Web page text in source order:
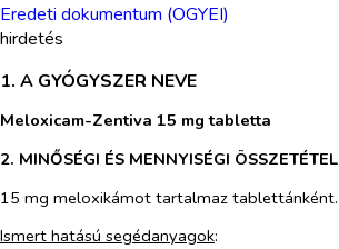
Eredeti dokumentum (OGYEI)
hirdetés
1. A GYÓGYSZER NEVE
Meloxicam-Zentiva 15 mg tabletta
2. MINŐSÉGI ÉS MENNYISÉGI ÖSSZETÉTEL
15 mg meloxikámot tartalmaz tablettánként.
Ismert hatású segédanyagok: